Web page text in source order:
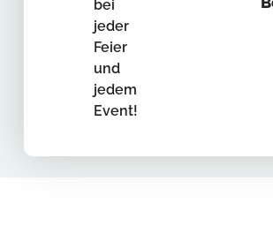
bei
jeder
Feier
und
jedem
Event!